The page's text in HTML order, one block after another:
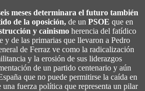
meses determinara el futuro también
de la oposición, de un PSOE que en
y cainismo herencia del fatídico
y de las primarias que llevaron a Pedro
de Ferraz ve como la radicalización
y la erosión de sus liderazgos
de un partido centenario y aún
que no puede permitirse la caída en
fuerza política que representa un pilar